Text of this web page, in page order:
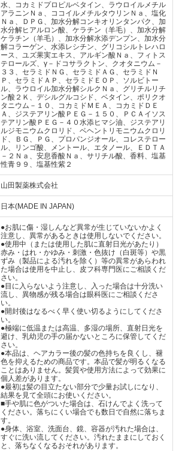
水、コカミドプロピルベタイン、ラウロイルメチル
アラニンＮａ、ココイルメチルタウリンＮａ、塩化
Ｎａ、ＤＰＧ、加水分解コンキオリンタンパク、加
水分解ヒアルロン酸、ケラチン（羊毛）、加水分解
ケラチン（羊毛）、加水分解水添デンプン、加水分
解コラーゲン、水添レシチン、グリコシルトレハロ
ース、ユズ果実エキス、アルギン酸Ｎａ、フィトス
テロールズ、γ－ドコサラクトン、クオタニウム－
３３、セラミドＮＧ、セラミドＡＧ、セラミドＮ
Ｐ、セラミドＡＰ、セラミドＥＯＰ、ソルビトー
ル、ラウロイル加水分解シルクＮａ、グリチルリチ
ン酸２Ｋ、デシルグルコシド、ベタイン、ポリクオ
タニウム－１０、コカミドＭＥＡ、コカミドＤＥ
Ａ、ジステアリン酸ＰＥＧ－１５０、ＰＣＡイソス
テアリン酸ＰＥＧ－４０水添ヒマシ油、ジステアリ
ルジモニウムクロリド、ベヘントリモニウムクロリ
ド、ＢＧ、ＰＧ、プロパンジオール、コレステロー
ル、リンゴ酸、メントール、エタノール、ＥＤＴＡ
－２Ｎａ、安息香酸Ｎａ、サリチル酸、香料、塩基
性青９９、塩基性紫２
山田製薬株式会社
日本(MADE IN JAPAN)
●お肌に傷・湿しんなど異常が生じていないかよく
注意し、異常があるときは使用しないでください。
●使用中（または使用した肌に直射日光があたり）
赤み・はれ・かゆみ・刺激・色抜け（白斑等）や黒
ずみ（製品による汚れを除く）等の異常があらわれ
た場合は使用を中止し、皮フ科専門医にご相談くだ
さい。
●目に入らないよう注意し、入った場合は十分洗い
流し、異物感が残る場合は眼科医にご相談くださ
い。
●開封後はなるべく早く使い切るようにしてくださ
い。
●極端に低温または高温、多湿の場所、直射日光を
避け、乳幼児の手の届かないところに保管してくだ
さい。
●本品は、ヘアカラー後の髪の色持ちを良くし、褪
色を抑えるための商品です。本品で髪が明るくなる
ことはありません。髪質や使用方法によって効果に
個人差があります。
●最初は髪の目立たない部分で少量お試しになり、
結果を見て全頭にお使いください。
■手や肌に色がついた場合は、石けんでよく洗って
ください。落ちにくい場合でも数日で自然に落ちま
す。
●身体、浴室、洗面台、鏡、容器が汚れた場合は、
すぐに洗い流してください。汚れたままにしておく
と、落ちなくなるおそれがあります。